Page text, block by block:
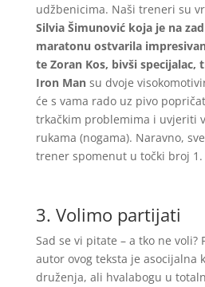
udžbenicima. Naši treneri su
Silvia Šimunović koja je na
maratonu ostvarila
te Zoran Kos, bivši
Iron Man su dvoje
će s vama rado uz pivo
trkačkim problemima i uvjeriti
rukama (nogama). Naravno,
trener spomenut u točki broj 1.
3. Volimo partijati
Sad se vi pitate – a tko ne voli?
autor ovog teksta je asocijalna
druženja, ali hvalabogu u